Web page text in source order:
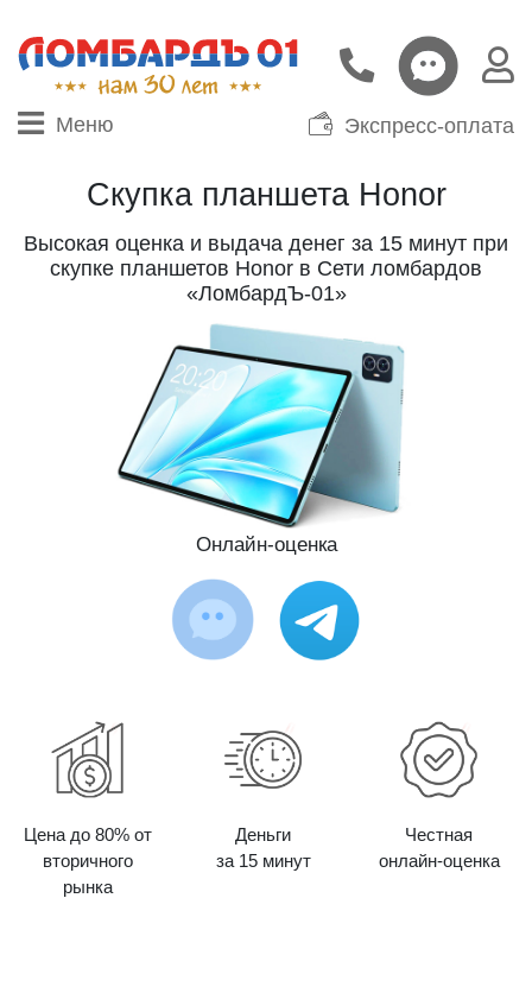
Меню Экспресс-оплата
Скупка планшета Honor
Высокая оценка и выдача денег за 15 минут при
скупке планшетов Honor в Сети ломбардов
«ЛомбардЪ-01»
Онлайн-оценка
Цена до 80% от
вторичного
рынка
Деньги
за 15 минут
Честная
онлайн-оценка